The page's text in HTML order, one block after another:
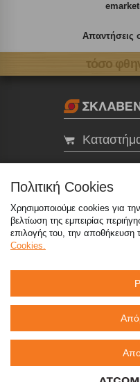
Απαντήσεις
τόσο
800 117 7777 (μόνο
214 100
©2026 Όροι
Πολιτική
Πολιτική Cookies
Χρησιμοποιούμε cookies για
βελτίωση της εμπειρίας
επιλογής του, την αποθήκευση
Cookies.